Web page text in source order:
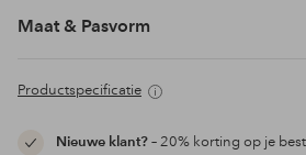
Maat & Pasvorm
Productspecificatie
Nieuwe klant?– 20% korting op je